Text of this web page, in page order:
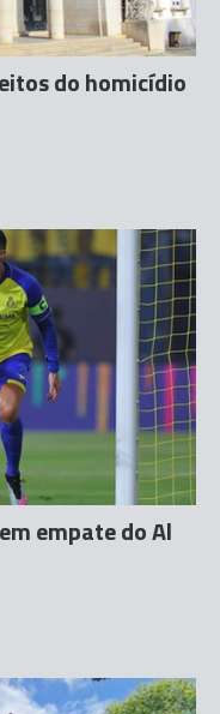
do homicídio
empate do Al